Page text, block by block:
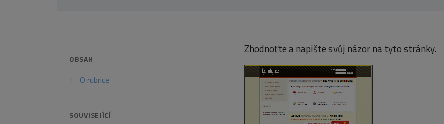
OBSAH
O rubrice
SOUVISEJÍCÍ
Zhodnoťte a napište svůj názor na tyto stránky.